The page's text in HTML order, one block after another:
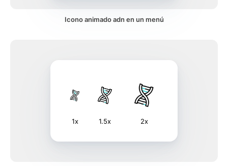
Icono animado adn en un menú
1x 1.5x 2x